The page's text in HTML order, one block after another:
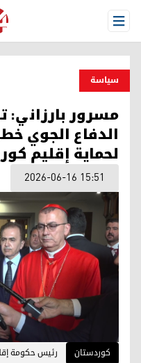
Open Menu
سیاسة
مسرور بارزاني:
الدفاع الجوي
لحماية إقليم
2026-06-16 15:51
کوردستان رئيس حكومة